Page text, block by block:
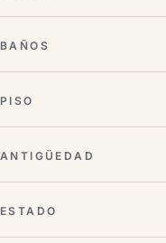
BAÑOS
PISO
ANTIGÜEDAD
ESTADO